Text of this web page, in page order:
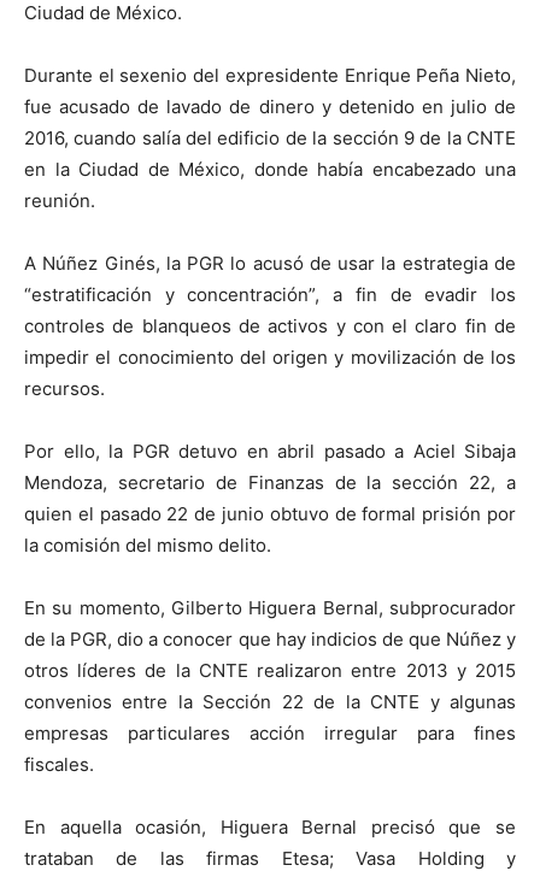
Ciudad de México.
Durante el sexenio del expresidente Enrique Peña Nieto,
fue acusado de lavado de dinero y detenido en julio de
2016, cuando salía del edificio de la sección 9 de la CNTE
en la Ciudad de México, donde había encabezado una
reunión.
A Núñez Ginés, la PGR lo acusó de usar la estrategia de
“estratificación y concentración”, a fin de evadir los
controles de blanqueos de activos y con el claro fin de
impedir el conocimiento del origen y movilización de los
recursos.
Por ello, la PGR detuvo en abril pasado a Aciel Sibaja
Mendoza, secretario de Finanzas de la sección 22, a
quien el pasado 22 de junio obtuvo de formal prisión por
la comisión del mismo delito.
En su momento, Gilberto Higuera Bernal, subprocurador
de la PGR, dio a conocer que hay indicios de que Núñez y
otros líderes de la CNTE realizaron entre 2013 y 2015
convenios entre la Sección 22 de la CNTE y algunas
empresas particulares acción irregular para fines
fiscales.
En aquella ocasión, Higuera Bernal precisó que se
trataban de las firmas Etesa; Vasa Holding y